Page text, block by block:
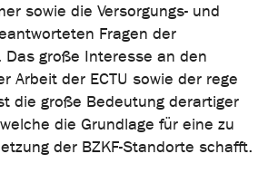
sowie die Versorgungs- und
Fragen der
Das große Interesse an den
Arbeit der ECTU sowie der rege
die große Bedeutung derartiger
die Grundlage für eine zu
der BZKF-Standorte schafft.